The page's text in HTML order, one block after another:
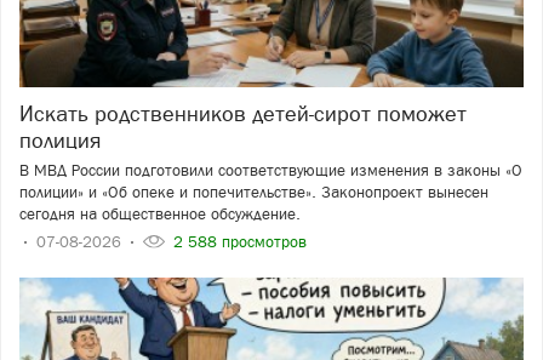
Искать родственников детей-сирот поможет
полиция
В МВД России подготовили соответствующие изменения в законы «О
полиции» и «Об опеке и попечительстве». Законопроект вынесен
сегодня на общественное обсуждение.
07-08-2026
2 588 просмотров